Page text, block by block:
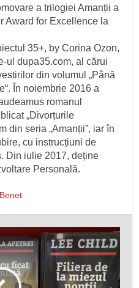
a trilogiei Amanții a
Award for Excellence la
35+, by Corina Ozon,
ul dupa35.com, al cărui
din volumul „Până
În noiembrie 2016 a
romanul
„Divorțurile
din seria „Amanții”, iar în
cu instrucțiuni de
Din iulie 2017, deține
Personală.